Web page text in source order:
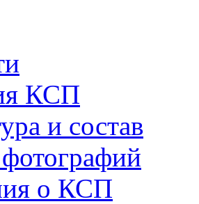
КСП
и состав
о КСП